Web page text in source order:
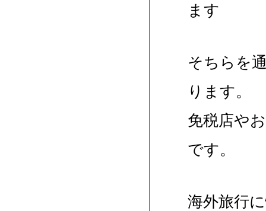
ます
そちらを
ります。
免税店や
です。
海外旅行